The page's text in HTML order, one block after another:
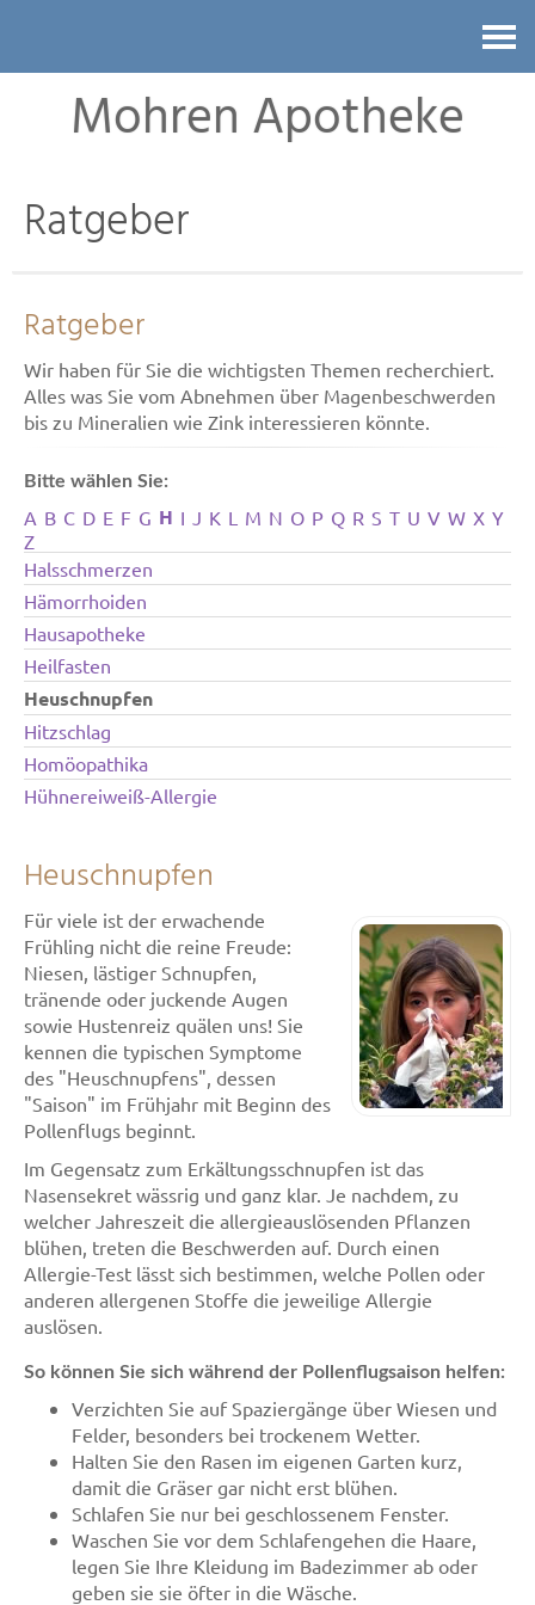
Mohren Apotheke
Ratgeber
Ratgeber
Wir haben für Sie die wichtigsten Themen recherchiert.
Alles was Sie vom Abnehmen über Magenbeschwerden
bis zu Mineralien wie Zink interessieren könnte.
Bitte wählen Sie:
A B C D E F G H I J K L M N O P Q R S T U V W X Y
Z
Halsschmerzen
Hämorrhoiden
Hausapotheke
Heilfasten
Heuschnupfen
Hitzschlag
Homöopathika
Hühnereiweiß-Allergie
Heuschnupfen
Für viele ist der erwachende
Frühling nicht die reine Freude:
Niesen, lästiger Schnupfen,
tränende oder juckende Augen
sowie Hustenreiz quälen uns! Sie
kennen die typischen Symptome
des "Heuschnupfens", dessen
"Saison" im Frühjahr mit Beginn des
Pollenflugs beginnt.
Im Gegensatz zum Erkältungsschnupfen ist das
Nasensekret wässrig und ganz klar. Je nachdem, zu
welcher Jahreszeit die allergieauslösenden Pflanzen
blühen, treten die Beschwerden auf. Durch einen
Allergie-Test lässt sich bestimmen, welche Pollen oder
anderen allergenen Stoffe die jeweilige Allergie
auslösen.
So können Sie sich während der Pollenflugsaison helfen:
Verzichten Sie auf Spaziergänge über Wiesen und
Felder, besonders bei trockenem Wetter.
Halten Sie den Rasen im eigenen Garten kurz,
damit die Gräser gar nicht erst blühen.
Schlafen Sie nur bei geschlossenem Fenster.
Waschen Sie vor dem Schlafengehen die Haare,
legen Sie Ihre Kleidung im Badezimmer ab oder
geben sie sie öfter in die Wäsche.